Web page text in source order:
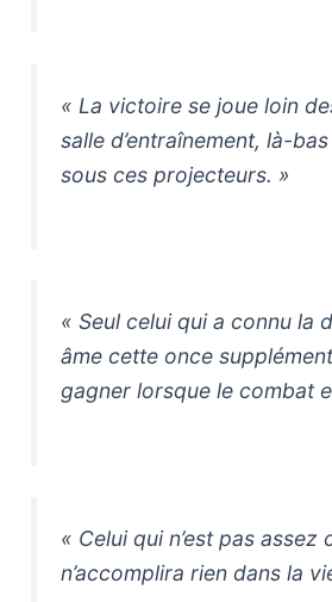
« La victoire se joue loin
salle d’entraînement, là-
sous ces projecteurs. »
« Seul celui qui a connu la
âme cette once
gagner lorsque le combat
« Celui qui n’est pas
n’accomplira rien dans la